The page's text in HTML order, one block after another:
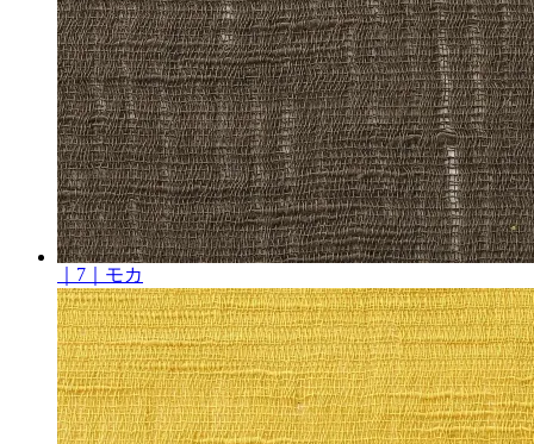
｜7｜モカ